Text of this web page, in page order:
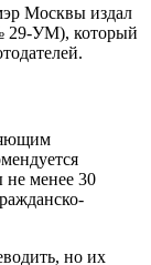
Москвы издал
29-УМ), который
не менее 30
но их